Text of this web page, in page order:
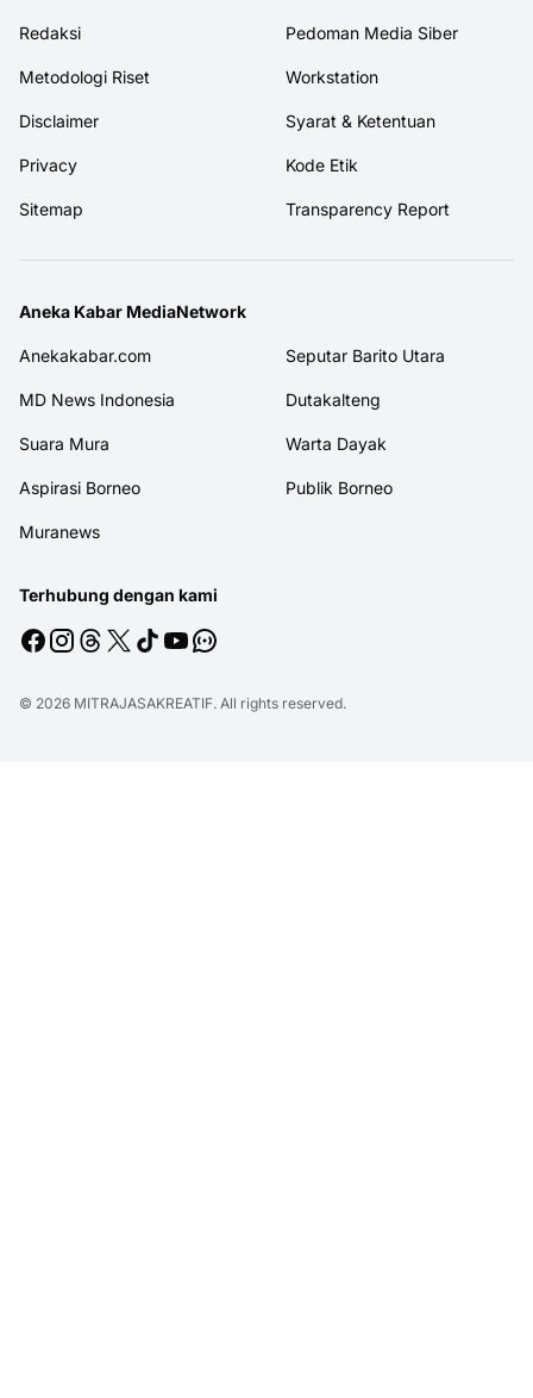
Redaksi Pedoman Media Siber
Metodologi Riset Workstation
Disclaimer Syarat & Ketentuan
Privacy Kode Etik
Sitemap Transparency Report
Aneka Kabar MediaNetwork
Anekakabar.com Seputar Barito Utara
MD News Indonesia Dutakalteng
Suara Mura Warta Dayak
Aspirasi Borneo Publik Borneo
Muranews
Terhubung dengan kami
© 2026 MITRAJASAKREATIF. All rights reserved.